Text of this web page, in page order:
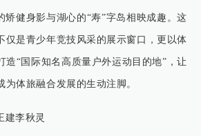
矫健身影与湖心的“寿”字岛相映成趣。这
仅是青少年竞技风采的展示窗口，更以体
造“国际知名高质量户外运动目的地”，让
体旅融合发展的生动注脚。
建李秋灵